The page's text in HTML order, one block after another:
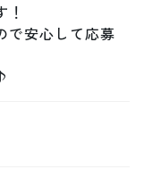
で安心して応募